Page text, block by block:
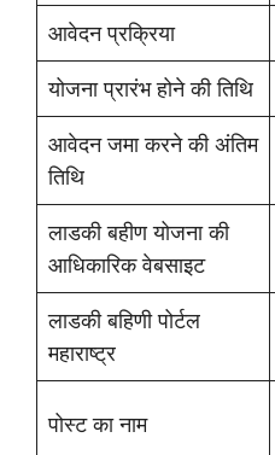
आवेदन प्रक्रिया
योजना प्रारंभ होने की तिथि
आवेदन जमा करने की अंतिम
तिथि
लाडकी बहीण योजना की
आधिकारिक वेबसाइट
लाडकी बहिणी पोर्टल
महाराष्ट्र
पोस्ट का नाम